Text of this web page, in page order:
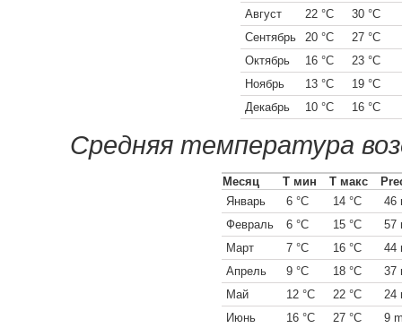
Август
22 °C
30 °C
Сентябрь
20 °C
27 °C
Октябрь
16 °C
23 °C
Ноябрь
13 °C
19 °C
Декабрь
10 °C 16 °C
Средняя температура
Месяц Т мин Т макс
Январь
6 °C 14 °C
46
Февраль
6 °C 15 °C
57
Март
7 °C 16 °C
44
Апрель
9 °C 18 °C
37
Май
12 °C 22 °C
24
Июнь
16 °C 27 °C
9